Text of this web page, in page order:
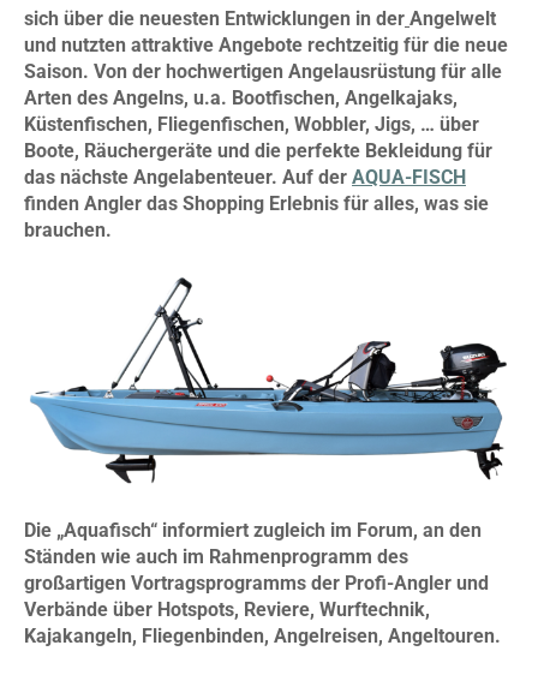
sich über die neuesten Entwicklungen in der Angelwelt
und nutzten attraktive Angebote rechtzeitig für die neue
Saison. Von der hochwertigen Angelausrüstung für alle
Arten des Angelns, u.a. Bootfischen, Angelkajaks,
Küstenfischen, Fliegenfischen, Wobbler, Jigs, … über
Boote, Räuchergeräte und die perfekte Bekleidung für
das nächste Angelabenteuer. Auf der AQUA-FISCH
finden Angler das Shopping Erlebnis für alles, was sie
brauchen.
Die „Aquafisch“ informiert zugleich im Forum, an den
Ständen wie auch im Rahmenprogramm des
großartigen Vortragsprogramms der Profi-Angler und
Verbände über Hotspots, Reviere, Wurftechnik,
Kajakangeln, Fliegenbinden, Angelreisen, Angeltouren.